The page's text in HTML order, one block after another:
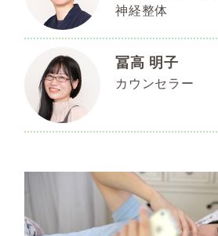
神経整体
冨高 明子
カウンセラー